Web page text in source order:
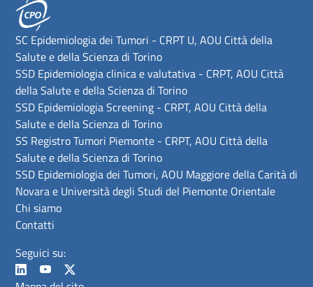
SC Epidemiologia dei Tumori - CRPT U, AOU Città della
Salute e della Scienza di Torino
SSD Epidemiologia clinica e valutativa - CRPT, AOU Città
della Salute e della Scienza di Torino
SSD Epidemiologia Screening - CRPT, AOU Città della
Salute e della Scienza di Torino
SS Registro Tumori Piemonte - CRPT, AOU Città della
Salute e della Scienza di Torino
SSD Epidemiologia dei Tumori, AOU Maggiore della Carità di
Novara e Università degli Studi del Piemonte Orientale
Chi siamo
Contatti
Seguici su: